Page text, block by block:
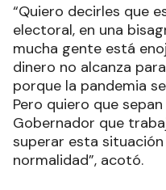
“Quiero decirles que
electoral, en una
mucha gente está
dinero no alcanza
porque la pandemia
Pero quiero que
Gobernador que
superar esta
normalidad”, acotó.